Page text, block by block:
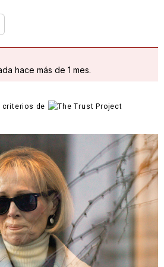
hace más de 1 mes.
criterios de